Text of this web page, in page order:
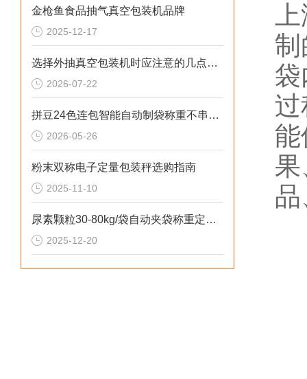
金枪鱼食品抽气真空包装机品牌
2025-12-17
选择外抽真空包装机时应注意的几点关键因素
2026-07-22
拼豆24色连包智能自动制袋称重不串料包装机操作简单
2026-05-26
粉末双称电子定量包装秤选购指南
2025-11-10
尿素颗粒30-80kg/袋自动夹袋称重定量吨包机
2025-12-20
制